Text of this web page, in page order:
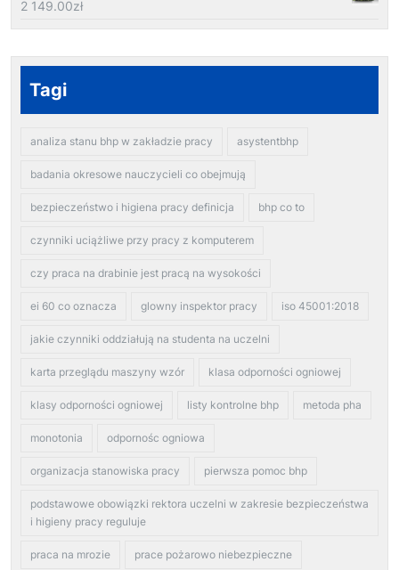
2 149.00zł
Tagi
analiza stanu bhp w zakładzie pracy asystentbhp
badania okresowe nauczycieli co obejmują
bezpieczeństwo i higiena pracy definicja bhp co to
czynniki uciążliwe przy pracy z komputerem
czy praca na drabinie jest pracą na wysokości
ei 60 co oznacza glowny inspektor pracy iso 45001:2018
jakie czynniki oddziałują na studenta na uczelni
karta przeglądu maszyny wzór klasa odporności ogniowej
klasy odporności ogniowej listy kontrolne bhp metoda pha
monotonia odpornośc ogniowa
organizacja stanowiska pracy pierwsza pomoc bhp
podstawowe obowiązki rektora uczelni w zakresie bezpieczeństwa
i higieny pracy reguluje
praca na mrozie prace pożarowo niebezpieczne